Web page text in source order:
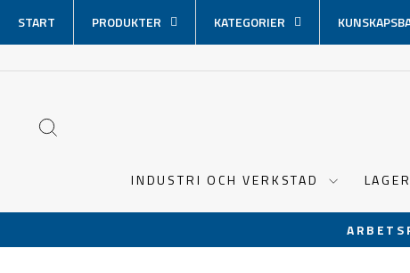
över
innehåll
START PRODUKTER KATEGORIER
INDUSTRI OCH VERKSTAD